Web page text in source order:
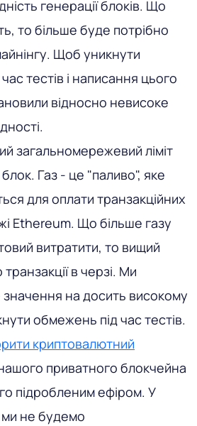
генерації блоків. Що
то більше буде потрібно
Щоб уникнути
тестів і написання цього
відносно невисоке
загальномережевий ліміт
Газ - це "паливо", яке
для оплати транзакційних
Ethereum. Що більше газу
витратити, то вищий
в черзі. Ми
на досить високому
обмежень під час тестів.
криптовалютний
приватного блокчейна
підробленим ефіром. У
ми не будемо